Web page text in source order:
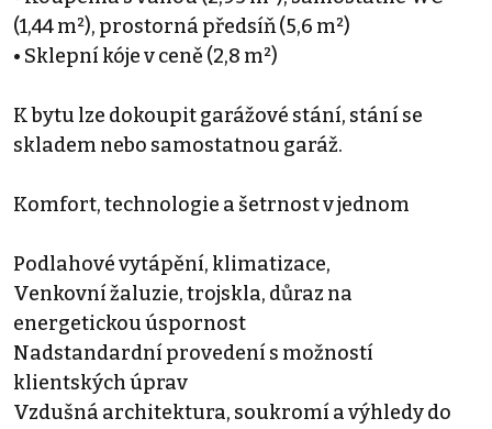
(1,44 m²), prostorná předsíň (5,6 m²)
• Sklepní kóje v ceně (2,8 m²)
K bytu lze dokoupit garážové stání, stání se
skladem nebo samostatnou garáž.
Komfort, technologie a šetrnost v jednom
Podlahové vytápění, klimatizace,
Venkovní žaluzie, trojskla, důraz na
energetickou úspornost
Nadstandardní provedení s možností
klientských úprav
Vzdušná architektura, soukromí a výhledy do